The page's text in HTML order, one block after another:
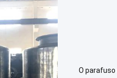
O parafuso